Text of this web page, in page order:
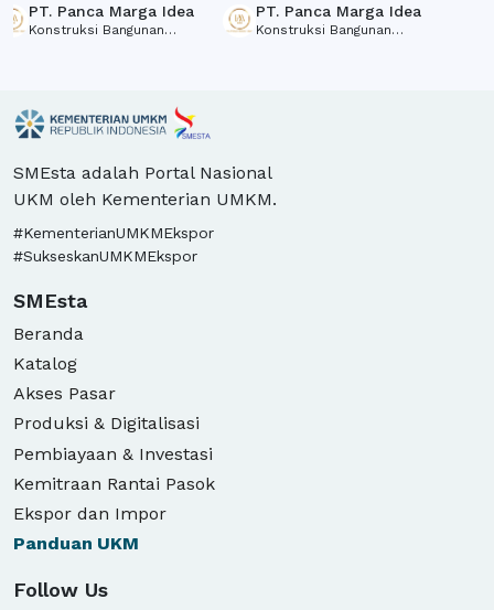
PT. Panca Marga Idea
Konstruksi Bangunan
Bambu dan Dekorasi
Bambu
PT. Panca Marga Idea
Konstruksi Bangunan
SMEsta adalah Portal Nasional
UKM oleh Kementerian UMKM.
#KementerianUMKMEkspor
#SukseskanUMKMEkspor
SMEsta
Beranda
Katalog
Akses Pasar
Produksi & Digitalisasi
Pembiayaan & Investasi
Kemitraan Rantai Pasok
Ekspor dan Impor
Panduan UKM
Follow Us